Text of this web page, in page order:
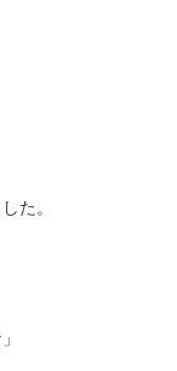
た。